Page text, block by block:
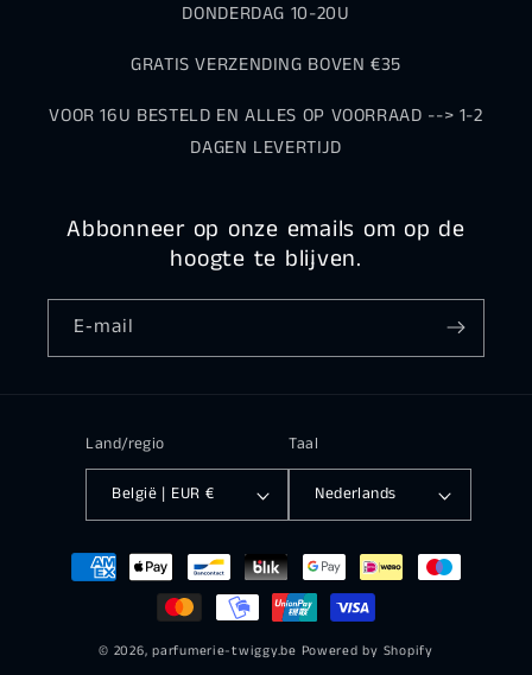
DONDERDAG 10-20U
GRATIS VERZENDING BOVEN €35
VOOR 16U BESTELD EN ALLES OP VOORRAAD --> 1-2
DAGEN LEVERTIJD
Abbonneer op onze emails om op de
hoogte te blijven.
E‑mail
Land/regio
België | EUR €
Taal
Nederlands
Betaalmethoden
© 2026,parfumerie-twiggy.be Powered by Shopify